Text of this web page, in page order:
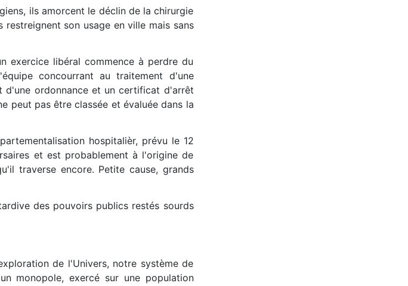
ils amorcent le déclin de la chirurgie
son usage en ville mais sans
exercice libéral commence à perdre du
concourrant au traitement d'une
d'une ordonnance et un certificat d'arrêt
peut pas être classée et évaluée dans la
hospitalièr, prévu le 12
et est probablement à l'origine de
traverse encore. Petite cause, grands
des pouvoirs publics restés sourds
de l'Univers, notre système de
monopole, exercé sur une population